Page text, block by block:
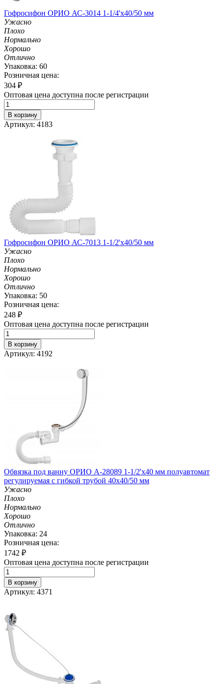
Гофросифон ОРИО АС-3014 1-1/4'х40/50 мм
Ужасно
Плохо
Нормально
Хорошо
Отлично
Упаковка: 60
Розничная цена:
304 ₽
Оптовая цена доступна после регистрации
В корзину
Артикул: 4183
Гофросифон ОРИО АС-7013 1-1/2'х40/50 мм
Ужасно
Плохо
Нормально
Хорошо
Отлично
Упаковка: 50
Розничная цена:
248 ₽
Оптовая цена доступна после регистрации
В корзину
Артикул: 4192
Обвязка под ванну ОРИО А-28089 1-1/2'х40 мм полуавтомат
регулируемая с гибкой трубой 40х40/50 мм
Ужасно
Плохо
Нормально
Хорошо
Отлично
Упаковка: 24
Розничная цена:
1742 ₽
Оптовая цена доступна после регистрации
В корзину
Артикул: 4371